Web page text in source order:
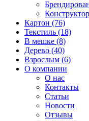
Картон (76)
Текстиль (18)
В мешке (8)
Дерево (40)
Взрослым (6)
О компании
О нас
Контакты
Статьи
Новости
Отзывы